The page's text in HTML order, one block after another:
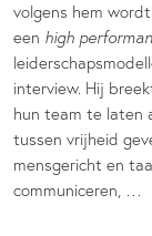
volgens hem
een high
interview. Hij
hun team te laten
tussen vrijheid
mensgericht en
communiceren, …